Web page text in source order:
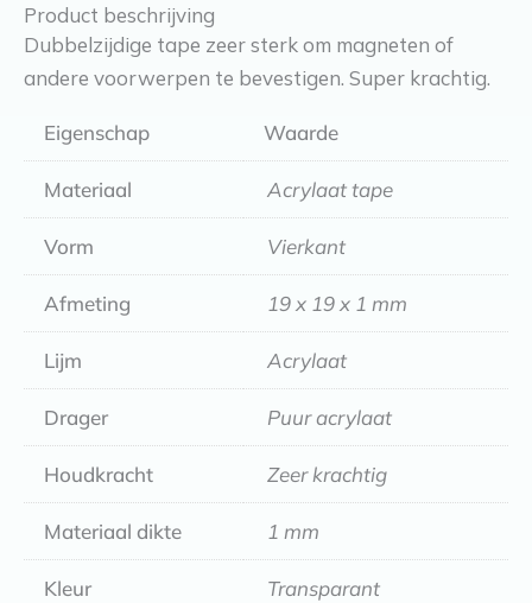
x
1
mm
aantal
Product beschrijving
Dubbelzijdige tape zeer sterk om magneten of
andere voorwerpen te bevestigen. Super krachtig.
Eigenschap Waarde
Materiaal Acrylaat tape
Vorm Vierkant
Afmeting 19 x 19 x 1 mm
Lijm Acrylaat
Drager Puur acrylaat
Houdkracht Zeer krachtig
Materiaal dikte 1 mm
Kleur Transparant